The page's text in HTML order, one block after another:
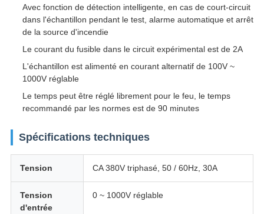
Avec fonction de détection intelligente, en cas de court-circuit
dans l'échantillon pendant le test, alarme automatique et arrêt
de la source d'incendie
Le courant du fusible dans le circuit expérimental est de 2A
L'échantillon est alimenté en courant alternatif de 100V ~
1000V réglable
Le temps peut être réglé librement pour le feu, le temps
recommandé par les normes est de 90 minutes
Spécifications techniques
Tension CA 380V triphasé, 50 / 60Hz, 30A
Tension
d'entrée
0 ~ 1000V réglable